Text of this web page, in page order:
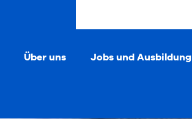
Über uns Jobs und Ausbildung